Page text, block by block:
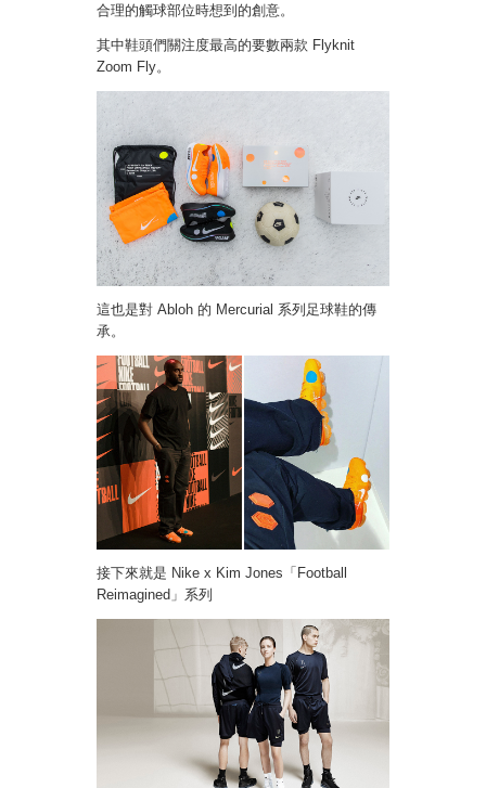
合理的觸球部位時想到的創意。
其中鞋頭們關注度最高的要數兩款 Flyknit
Zoom Fly。
這也是對 Abloh 的 Mercurial 系列足球鞋的傳
承。
接下來就是 Nike x Kim Jones「Football
Reimagined」系列